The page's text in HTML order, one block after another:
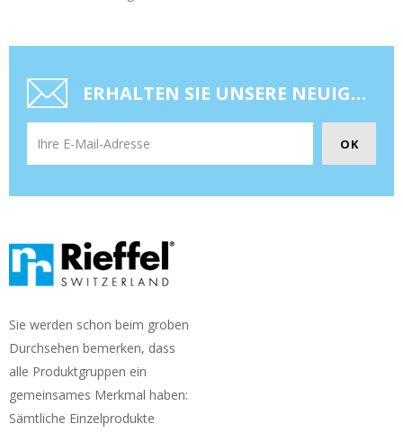
ERHALTEN SIE UNSERE NEUIGKEITEN UND SONDERANGEBOTE
Sie werden schon beim groben
Durchsehen bemerken, dass
alle Produktgruppen ein
gemeinsames Merkmal haben:
Sämtliche Einzelprodukte